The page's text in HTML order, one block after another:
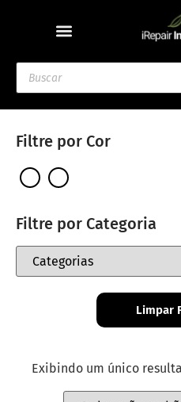
Filtre por Cor
Filtre por Categoria
Limpar
Exibindo um único